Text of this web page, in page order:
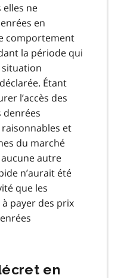
ne
en
comportement
la période qui
Étant
l’accès des
denrées
et
du marché
autre
n’aurait été
que les
payer des prix
en